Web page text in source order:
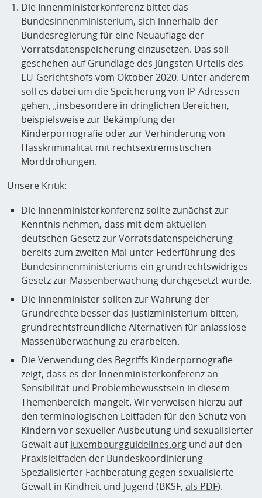
Die Innenministerkonferenz bittet das
Bundesinnenministerium, sich innerhalb der
Bundesregierung für eine Neuauflage der
Vorratsdatenspeicherung einzusetzen. Das soll
geschehen auf Grundlage des jüngsten Urteils des
EU-Gerichtshofs vom Oktober 2020. Unter anderem
soll es dabei um die Speicherung von IP-Adressen
gehen, „insbesondere in dringlichen Bereichen,
beispielsweise zur Bekämpfung der
Kinderpornografie oder zur Verhinderung von
Hasskriminalität mit rechtsextremistischen
Morddrohungen.
Unsere Kritik:
Die Innenministerkonferenz sollte zunächst zur
Kenntnis nehmen, dass mit dem aktuellen
deutschen Gesetz zur Vorratsdatenspeicherung
bereits zum zweiten Mal unter Federführung des
Bundesinnenministeriums ein grundrechtswidriges
Gesetz zur Massenberwachung durchgesetzt wurde.
Die Innenminister sollten zur Wahrung der
Grundrechte besser das Justizministerium bitten,
grundrechtsfreundliche Alternativen für anlasslose
Massenüberwachung zu erarbeiten.
Die Verwendung des Begriffs Kinderpornografie
zeigt, dass es der Innenministerkonferenz an
Sensibilität und Problembewusstsein in diesem
Themenbereich mangelt. Wir verweisen hierzu auf
den terminologischen Leitfaden für den Schutz von
Kindern vor sexueller Ausbeutung und sexualisierter
Gewalt aufluxembourgguidelines.org und auf den
Praxisleitfaden der Bundeskoordinierung
Spezialisierter Fachberatung gegen sexualisierte
Gewalt in Kindheit und Jugend (BKSF, als PDF).